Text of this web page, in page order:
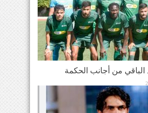
الباقي من أجانب الحكمة